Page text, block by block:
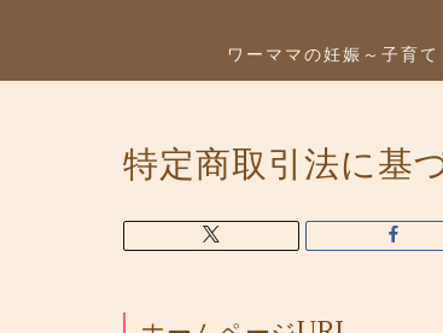
ワーママの妊娠～子育て
特定商取引法に基